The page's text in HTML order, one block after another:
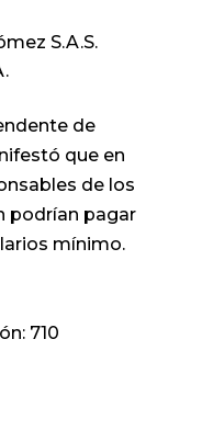
S.A.S.
de
que en
de los
podrían pagar
mínimo.
710